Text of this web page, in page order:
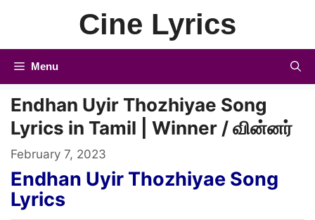
Cine Lyrics
Menu
Endhan Uyir Thozhiyae Song
Lyrics in Tamil | Winner / வின்னர்
February 7, 2023
Endhan Uyir Thozhiyae Song
Lyrics